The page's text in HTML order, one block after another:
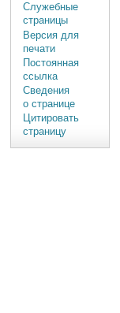
Служебные
страницы
Версия для
печати
Постоянная
ссылка
Сведения
о странице
Цитировать
страницу